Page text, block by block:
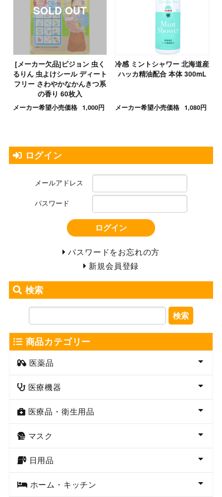
[メーカー欠品]ピジョン 虫く
るりん 虫よけシール ディート
フリー さわやかなかんきつ系
の香り 60枚入
メーカー希望小売価格 1,000円
冷感 ミントシャワー 北海道産
ハッカ精油配合 本体 300mL
メーカー希望小売価格 1,080円
ログイン
メールアドレス
パスワード
ログイン
パスワードをお忘れの方
新規会員登録
検索
検索
商品カテゴリー
医薬品
医療機器
医療品・衛生用品
マスク
日用品
ホーム・キッチン